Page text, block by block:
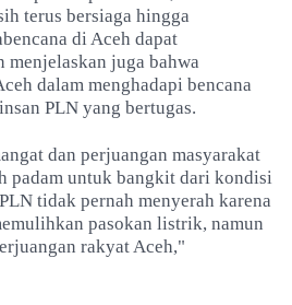
terus bersiaga hingga
di Aceh dapat
menjelaskan juga bahwa
dalam menghadapi bencana
PLN yang bertugas.
dan perjuangan masyarakat
padam untuk bangkit dari kondisi
tidak pernah menyerah karena
pasokan listrik, namun
rakyat Aceh,"